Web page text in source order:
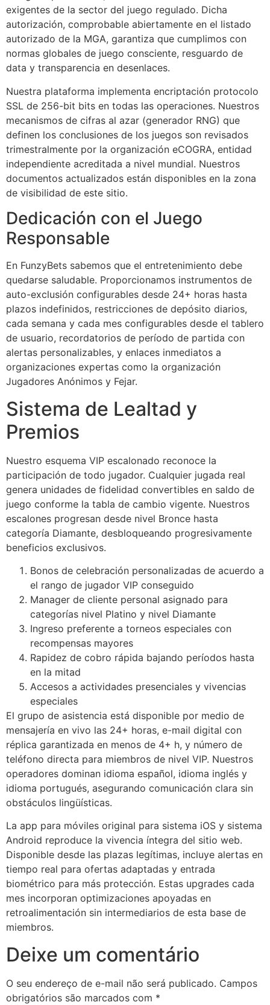
exigentes de la sector del juego regulado. Dicha
autorización, comprobable abiertamente en el listado
autorizado de la MGA, garantiza que cumplimos con
normas globales de juego consciente, resguardo de
data y transparencia en desenlaces.
Nuestra plataforma implementa encriptación protocolo
SSL de 256-bit bits en todas las operaciones. Nuestros
mecanismos de cifras al azar (generador RNG) que
definen los conclusiones de los juegos son revisados
trimestralmente por la organización eCOGRA, entidad
independiente acreditada a nivel mundial. Nuestros
documentos actualizados están disponibles en la zona
de visibilidad de este sitio.
Dedicación con el Juego
Responsable
En FunzyBets sabemos que el entretenimiento debe
quedarse saludable. Proporcionamos instrumentos de
auto-exclusión configurables desde 24+ horas hasta
plazos indefinidos, restricciones de depósito diarios,
cada semana y cada mes configurables desde el tablero
de usuario, recordatorios de período de partida con
alertas personalizables, y enlaces inmediatos a
organizaciones expertas como la organización
Jugadores Anónimos y Fejar.
Sistema de Lealtad y
Premios
Nuestro esquema VIP escalonado reconoce la
participación de todo jugador. Cualquier jugada real
genera unidades de fidelidad convertibles en saldo de
juego conforme la tabla de cambio vigente. Nuestros
escalones progresan desde nivel Bronce hasta
categoría Diamante, desbloqueando progresivamente
beneficios exclusivos.
Bonos de celebración personalizadas de acuerdo a
el rango de jugador VIP conseguido
Manager de cliente personal asignado para
categorías nivel Platino y nivel Diamante
Ingreso preferente a torneos especiales con
recompensas mayores
Rapidez de cobro rápida bajando períodos hasta
en la mitad
Accesos a actividades presenciales y vivencias
especiales
El grupo de asistencia está disponible por medio de
mensajería en vivo las 24+ horas, e-mail digital con
réplica garantizada en menos de 4+ h, y número de
teléfono directa para miembros de nivel VIP. Nuestros
operadores dominan idioma español, idioma inglés y
idioma portugués, asegurando comunicación clara sin
obstáculos lingüísticas.
La app para móviles original para sistema iOS y sistema
Android reproduce la vivencia íntegra del sitio web.
Disponible desde las plazas legítimas, incluye alertas en
tiempo real para ofertas adaptadas y entrada
biométrico para más protección. Estas upgrades cada
mes incorporan optimizaciones apoyadas en
retroalimentación sin intermediarios de esta base de
miembros.
Deixe um comentário
O seu endereço de e-mail não será publicado. Campos
obrigatórios são marcados com *